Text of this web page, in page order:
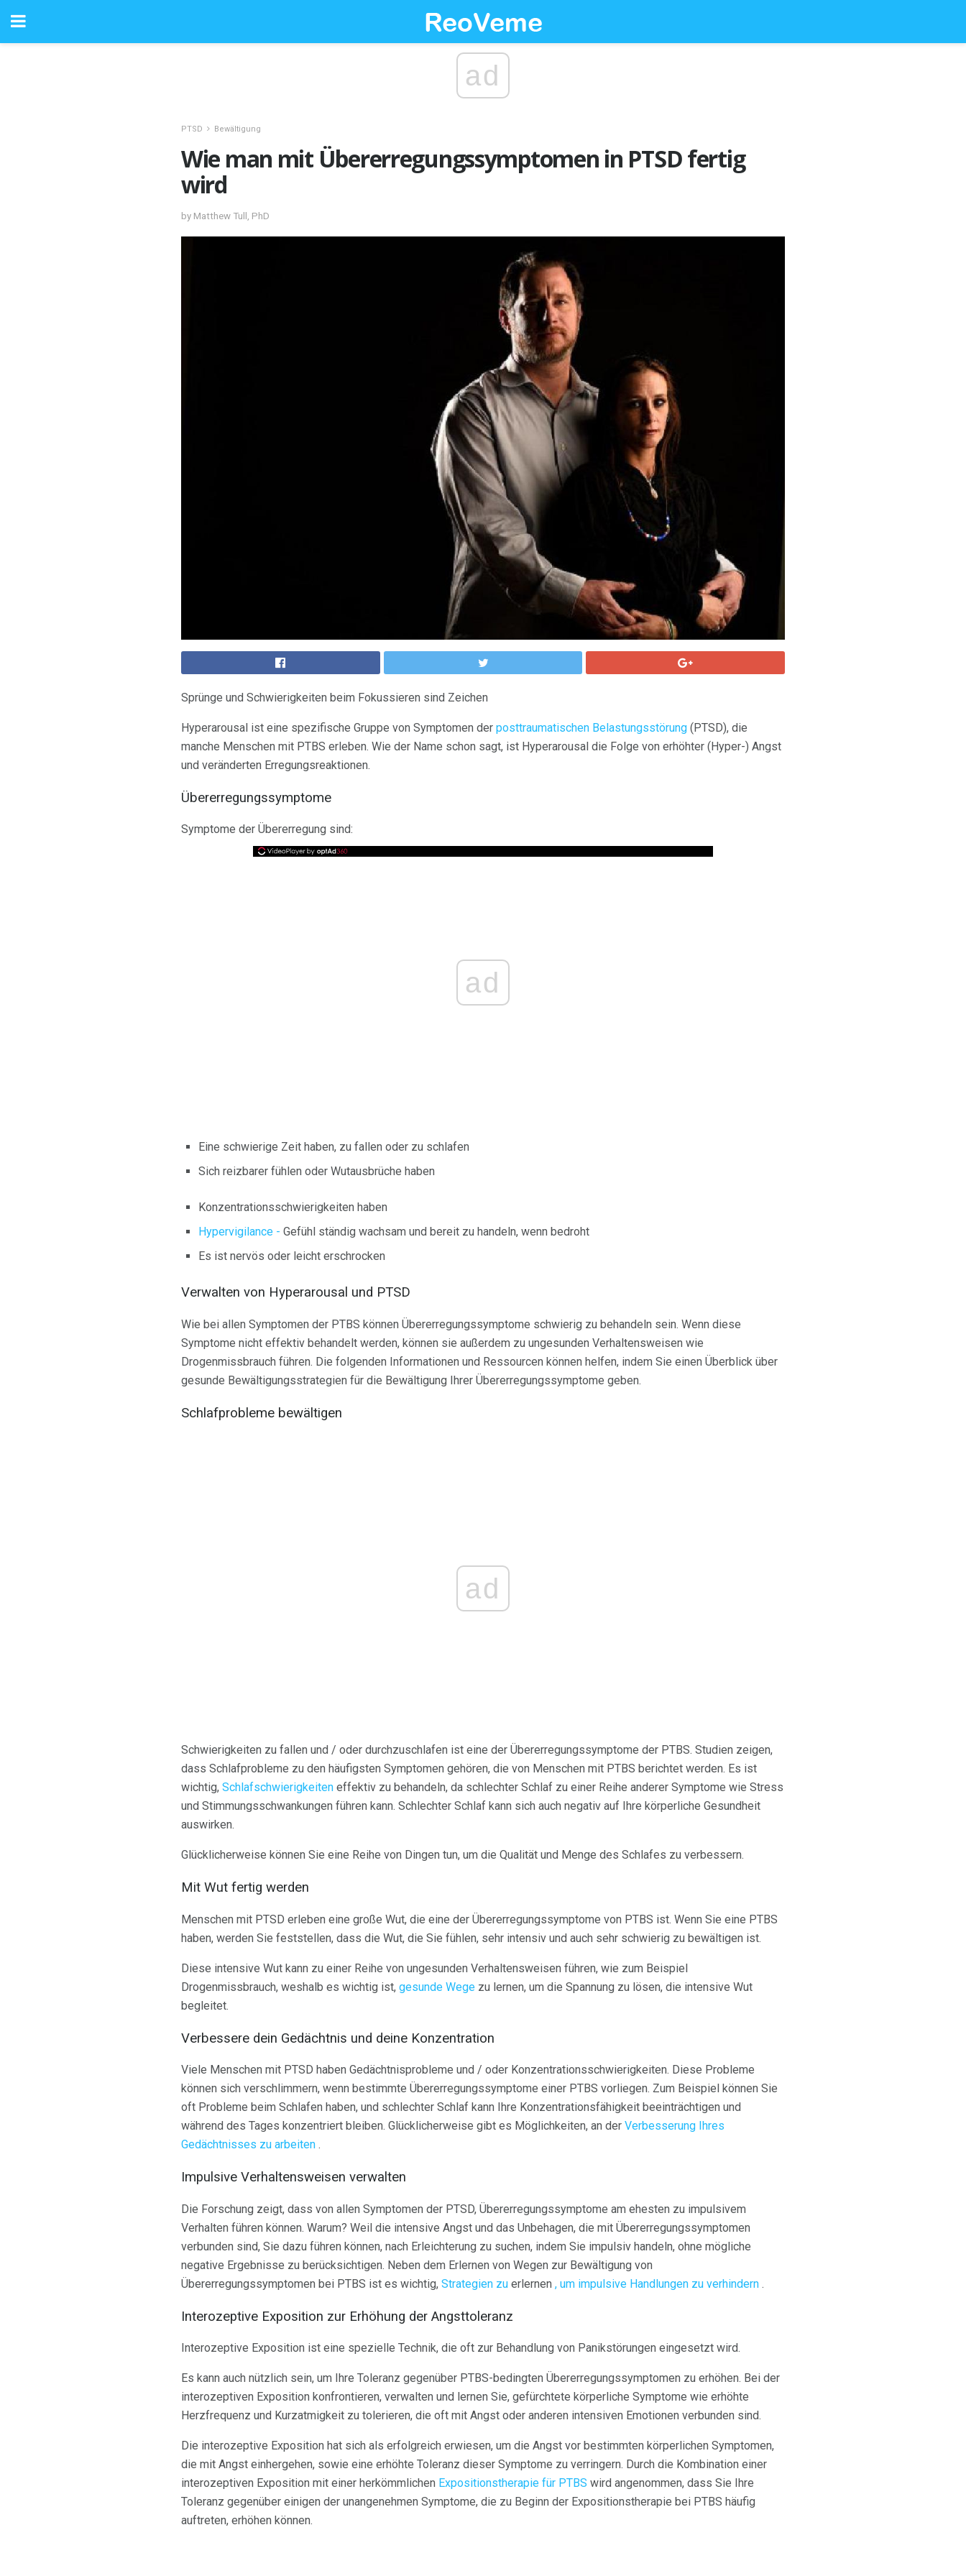
ad
PTSD Bewältigung
Wie man mit Übererregungssymptomen in PTSD fertig
wird
by Matthew Tull, PhD
Sprünge und Schwierigkeiten beim Fokussieren sind Zeichen
Hyperarousal ist eine spezifische Gruppe von Symptomen der posttraumatischen Belastungsstörung (PTSD), die
manche Menschen mit PTBS erleben. Wie der Name schon sagt, ist Hyperarousal die Folge von erhöhter (Hyper-) Angst
und veränderten Erregungsreaktionen.
Übererregungssymptome
Symptome der Übererregung sind:
ad
Eine schwierige Zeit haben, zu fallen oder zu schlafen
Sich reizbarer fühlen oder Wutausbrüche haben
Konzentrationsschwierigkeiten haben
Hypervigilance - Gefühl ständig wachsam und bereit zu handeln, wenn bedroht
Es ist nervös oder leicht erschrocken
Verwalten von Hyperarousal und PTSD
Wie bei allen Symptomen der PTBS können Übererregungssymptome schwierig zu behandeln sein. Wenn diese
Symptome nicht effektiv behandelt werden, können sie außerdem zu ungesunden Verhaltensweisen wie
Drogenmissbrauch führen. Die folgenden Informationen und Ressourcen können helfen, indem Sie einen Überblick über
gesunde Bewältigungsstrategien für die Bewältigung Ihrer Übererregungssymptome geben.
Schlafprobleme bewältigen
ad
Schwierigkeiten zu fallen und / oder durchzuschlafen ist eine der Übererregungssymptome der PTBS. Studien zeigen,
dass Schlafprobleme zu den häufigsten Symptomen gehören, die von Menschen mit PTBS berichtet werden. Es ist
wichtig, Schlafschwierigkeiten effektiv zu behandeln, da schlechter Schlaf zu einer Reihe anderer Symptome wie Stress
und Stimmungsschwankungen führen kann. Schlechter Schlaf kann sich auch negativ auf Ihre körperliche Gesundheit
auswirken.
Glücklicherweise können Sie eine Reihe von Dingen tun, um die Qualität und Menge des Schlafes zu verbessern.
Mit Wut fertig werden
Menschen mit PTSD erleben eine große Wut, die eine der Übererregungssymptome von PTBS ist. Wenn Sie eine PTBS
haben, werden Sie feststellen, dass die Wut, die Sie fühlen, sehr intensiv und auch sehr schwierig zu bewältigen ist.
Diese intensive Wut kann zu einer Reihe von ungesunden Verhaltensweisen führen, wie zum Beispiel
Drogenmissbrauch, weshalb es wichtig ist, gesunde Wege zu lernen, um die Spannung zu lösen, die intensive Wut
begleitet.
Verbessere dein Gedächtnis und deine Konzentration
Viele Menschen mit PTSD haben Gedächtnisprobleme und / oder Konzentrationsschwierigkeiten. Diese Probleme
können sich verschlimmern, wenn bestimmte Übererregungssymptome einer PTBS vorliegen. Zum Beispiel können Sie
oft Probleme beim Schlafen haben, und schlechter Schlaf kann Ihre Konzentrationsfähigkeit beeinträchtigen und
während des Tages konzentriert bleiben. Glücklicherweise gibt es Möglichkeiten, an der Verbesserung Ihres
Gedächtnisses zu arbeiten .
Impulsive Verhaltensweisen verwalten
Die Forschung zeigt, dass von allen Symptomen der PTSD, Übererregungssymptome am ehesten zu impulsivem
Verhalten führen können. Warum? Weil die intensive Angst und das Unbehagen, die mit Übererregungssymptomen
verbunden sind, Sie dazu führen können, nach Erleichterung zu suchen, indem Sie impulsiv handeln, ohne mögliche
negative Ergebnisse zu berücksichtigen. Neben dem Erlernen von Wegen zur Bewältigung von
Übererregungssymptomen bei PTBS ist es wichtig, Strategien zu erlernen , um impulsive Handlungen zu verhindern .
Interozeptive Exposition zur Erhöhung der Angsttoleranz
Interozeptive Exposition ist eine spezielle Technik, die oft zur Behandlung von Panikstörungen eingesetzt wird.
Es kann auch nützlich sein, um Ihre Toleranz gegenüber PTBS-bedingten Übererregungssymptomen zu erhöhen. Bei der
interozeptiven Exposition konfrontieren, verwalten und lernen Sie, gefürchtete körperliche Symptome wie erhöhte
Herzfrequenz und Kurzatmigkeit zu tolerieren, die oft mit Angst oder anderen intensiven Emotionen verbunden sind.
Die interozeptive Exposition hat sich als erfolgreich erwiesen, um die Angst vor bestimmten körperlichen Symptomen,
die mit Angst einhergehen, sowie eine erhöhte Toleranz dieser Symptome zu verringern. Durch die Kombination einer
interozeptiven Exposition mit einer herkömmlichen Expositionstherapie für PTBS wird angenommen, dass Sie Ihre
Toleranz gegenüber einigen der unangenehmen Symptome, die zu Beginn der Expositionstherapie bei PTBS häufig
auftreten, erhöhen können.